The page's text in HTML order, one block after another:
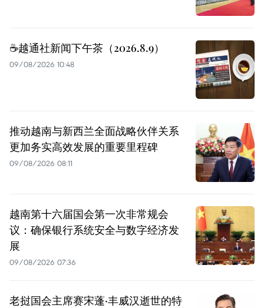
☕️越通社新闻下午茶（2026.8.9）
09/08/2026 10:48
推动越南与新西兰全面战略伙伴关系
更加务实高效发展的重要里程碑
09/08/2026 08:11
越南第十六届国会第一次非常规会
议：确保银行系统安全与数字经济发
展
09/08/2026 07:36
老挝国会主席赛宋蓬·丰威汉逝世的特